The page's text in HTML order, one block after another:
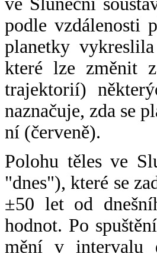
podle vzdálenosti
planetky
které lze změnit
trajektorií)
naznačuje, zda se
ní (červeně).
Polohu těles ve
"dnes"), které se
±50 let od
hodnot. Po
mění v intervalu